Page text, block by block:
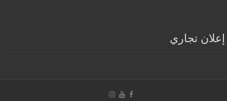
إعلان تجاري